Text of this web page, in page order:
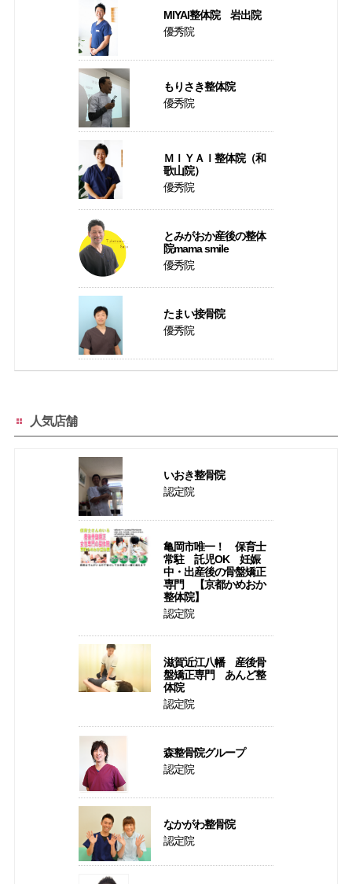
MIYAI整体院 岩出院
優秀院
もりさき整体院
優秀院
ＭＩＹＡＩ整体院（和
歌山院）
優秀院
とみがおか産後の整体
院mama smile
優秀院
たまい接骨院
優秀院
人気店舗
いおき整骨院
認定院
亀岡市唯一！ 保育士
常駐 託児OK 妊娠
中・出産後の骨盤矯正
専門 【京都かめおか
整体院】
認定院
滋賀近江八幡 産後骨
盤矯正専門 あんど整
体院
認定院
森整骨院グループ
認定院
なかがわ整骨院
認定院